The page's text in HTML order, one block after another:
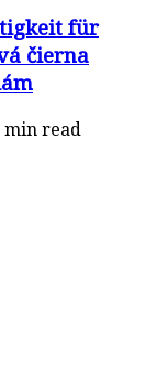
für
čierna
min read